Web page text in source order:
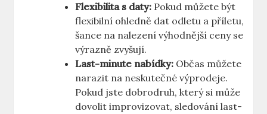
Flexibilita s daty: Pokud můžete být
flexibilní ohledně dat odletu a příletu,
šance na nalezení výhodnější ceny se
výrazně zvyšují.
Last-minute nabídky: Občas můžete
narazit na neskutečné výprodeje.
Pokud jste dobrodruh, který si může
dovolit improvizovat, sledování last-